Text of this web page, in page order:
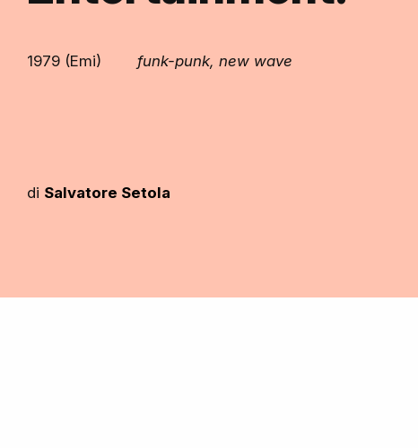
1979 (Emi) funk-punk, new wave
di Salvatore Setola